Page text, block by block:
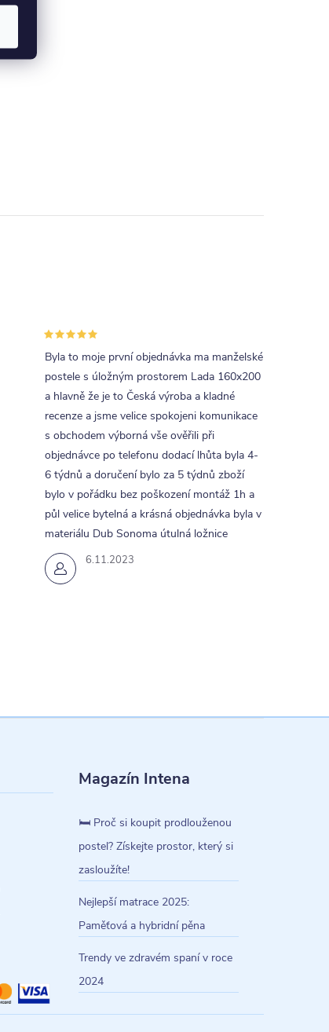
6.11.2023
Byla to moje první objednávka ma manželské
postele s úložným prostorem Lada 160x200
a hlavně že je to Česká výroba a kladné
recenze a jsme velice spokojeni komunikace
s obchodem výborná vše ověřili při
objednávce po telefonu dodací lhůta byla 4-
6 týdnů a doručení bylo za 5 týdnů zboží
bylo v pořádku bez poškození montáž 1h a
půl velice bytelná a krásná objednávka byla v
materiálu Dub Sonoma útulná ložnice
Magazín Intena
🛏️ Proč si koupit prodlouženou
postel? Získejte prostor, který si
zasloužíte!
Nejlepší matrace 2025:
Paměťová a hybridní pěna
Trendy ve zdravém spaní v roce
2024